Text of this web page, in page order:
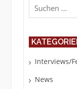
nach:
Interviews/
News